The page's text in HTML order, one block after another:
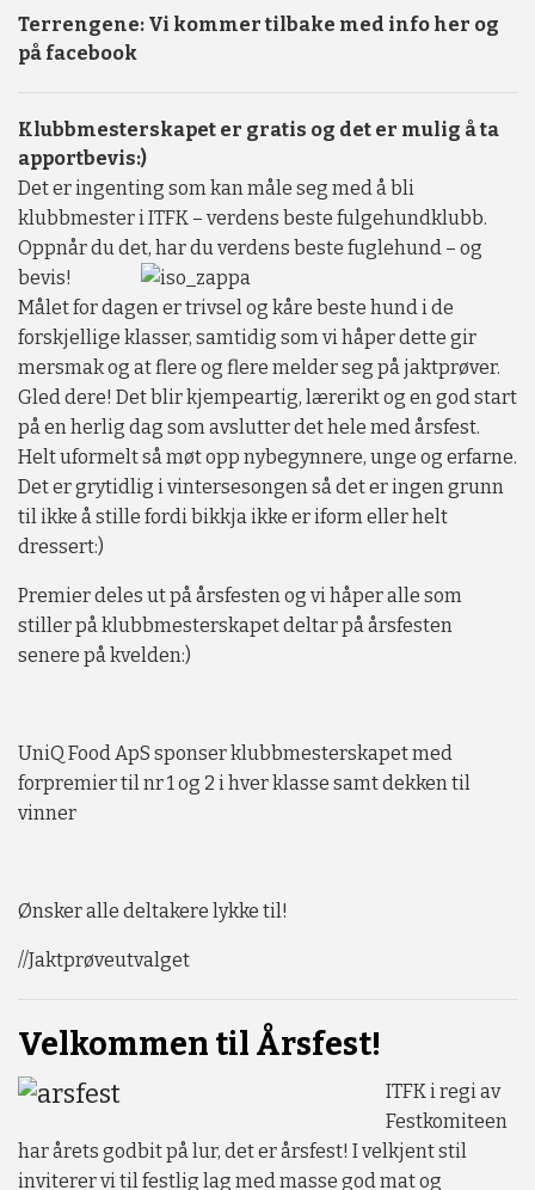
Terrengene: Vi kommer tilbake med info her og
på facebook
Klubbmesterskapet er gratis og det er mulig å ta
apportbevis:)
Det er ingenting som kan måle seg med å bli
klubbmester i ITFK – verdens beste fulgehundklubb.
Oppnår du det, har du verdens beste fuglehund – og
bevis!
Målet for dagen er trivsel og kåre beste hund i de
forskjellige klasser, samtidig som vi håper dette gir
mersmak og at flere og flere melder seg på jaktprøver.
Gled dere! Det blir kjempeartig, lærerikt og en god start
på en herlig dag som avslutter det hele med årsfest.
Helt uformelt så møt opp nybegynnere, unge og erfarne.
Det er grytidlig i vintersesongen så det er ingen grunn
til ikke å stille fordi bikkja ikke er iform eller helt
dressert:)
Premier deles ut på årsfesten og vi håper alle som
stiller på klubbmesterskapet deltar på årsfesten
senere på kvelden:)
UniQ Food ApS sponser klubbmesterskapet med
forpremier til nr 1 og 2 i hver klasse samt dekken til
vinner
Ønsker alle deltakere lykke til!
//Jaktprøveutvalget
Velkommen til Årsfest!
ITFK i regi av
Festkomiteen
har årets godbit på lur, det er årsfest! I velkjent stil
inviterer vi til festlig lag med masse god mat og